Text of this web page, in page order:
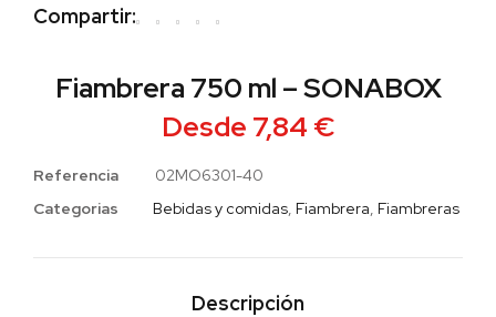
Fiambrera 750 ml – SONABOX
Desde 7,84 €
Referencia
02MO6301-40
Categorias
Bebidas y comidas, Fiambrera, Fiambreras
Descripción
Compartir: